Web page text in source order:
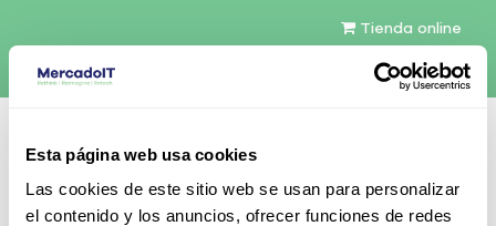
Esta página web usa cookies
Las cookies de este sitio web se usan para personalizar
el contenido y los anuncios, ofrecer funciones de redes
Tienda online
Español
Contáctenos